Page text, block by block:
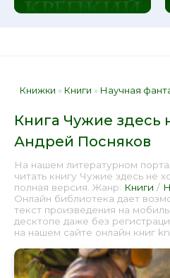
Книжки » Книги » Научная
Книга Чужие здесь
Андрей Посняков
На нашем литературном
читать книгу Чужие здесь не
полная версия. Жанр: Книги /
Онлайн библиотека дает
текст произведения на
десктопе даже без
на нашем сайте онлайн книг